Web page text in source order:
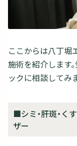
ここからは八丁堀
施術を紹介します
ックに相談してみ
■シミ・肝斑・く
ザー